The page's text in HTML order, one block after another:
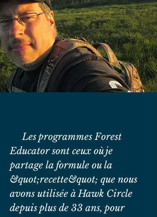
Les programmes Forest
Educator sont ceux où je
partage la formule ou la
&quot;recette&quot; que nous
avons utilisée à Hawk Circle
depuis plus de 33 ans, pour